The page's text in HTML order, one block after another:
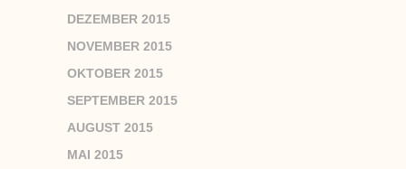
DEZEMBER 2015
NOVEMBER 2015
OKTOBER 2015
SEPTEMBER 2015
AUGUST 2015
MAI 2015